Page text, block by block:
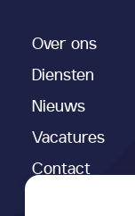
Over ons
Diensten
Nieuws
Vacatures
Contact